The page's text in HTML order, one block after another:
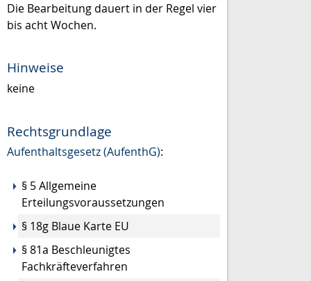
Die Bearbeitung dauert in der Regel vier
bis acht Wochen.
Hinweise
keine
Rechtsgrundlage
Aufenthaltsgesetz (AufenthG):
§ 5 Allgemeine
Erteilungsvoraussetzungen
§ 18g Blaue Karte EU
§ 81a Beschleunigtes
Fachkräfteverfahren